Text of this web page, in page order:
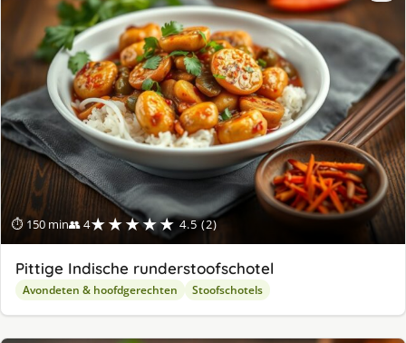
⏱ 150 min👥 4★★★★★ 4.5 (2)
Pittige Indische runderstoofschotel
Avondeten & hoofdgerechten Stoofschotels